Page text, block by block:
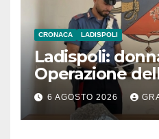
CRONACA LADISPOLI
Ladispoli:
Operazione
6 AGOSTO 2026